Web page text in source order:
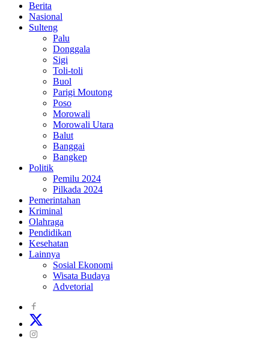
Berita
Nasional
Sulteng
Palu
Donggala
Sigi
Toli-toli
Buol
Parigi Moutong
Poso
Morowali
Morowali Utara
Balut
Banggai
Bangkep
Politik
Pemilu 2024
Pilkada 2024
Pemerintahan
Kriminal
Olahraga
Pendidikan
Kesehatan
Lainnya
Sosial Ekonomi
Wisata Budaya
Advetorial